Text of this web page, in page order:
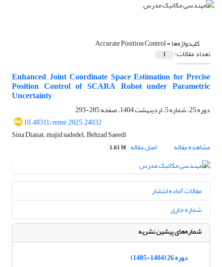
کلیدواژه‌ها =Accurate Position Control
تعداد مقالات: 1
Enhanced Joint Coordinate Space Estimation for Precise
Position Control of SCARA Robot under Parametric
Uncertainty
دوره 25، شماره 5، اردیبهشت 1404، صفحه
285-293
10.48311/mme.2025.24032
Sina Dianat، majid sadedel، Behzad Saeedi
مشاهده مقاله
اصل مقاله 1.61 M
مقالات آماده انتشار
شماره جاری
شماره‌های پیشین نشریه
دوره 26 (1404-1405)